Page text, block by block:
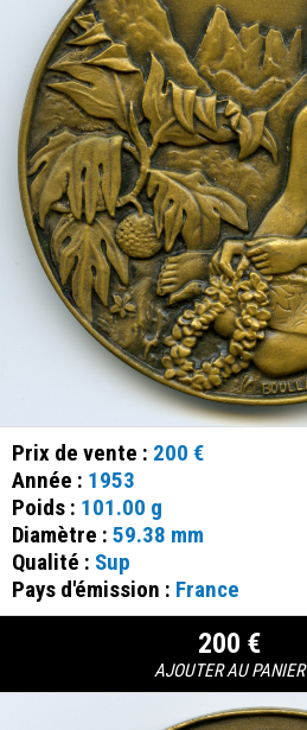
Prix de vente : 200 €
Année : 1953
Poids : 101.00 g
Diamètre : 59.38 mm
Qualité : Sup
Pays d'émission : France
200 €
AJOUTER AU PANIER